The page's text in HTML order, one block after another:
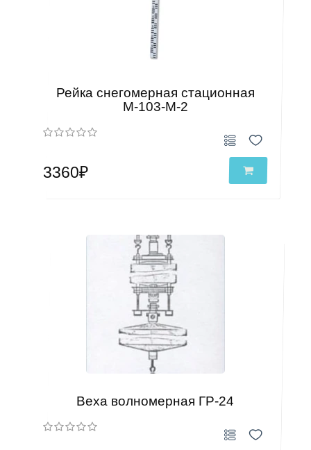
Рейка снегомерная стационная
М-103-М-2
3360₽
Веха волномерная ГР-24